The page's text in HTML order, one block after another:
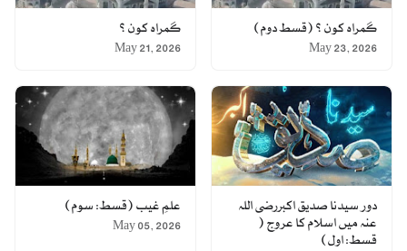
گمراہ کون ؟ (قسط دوم)
May 23, 2026
گمراہ کون ؟
May 21, 2026
دور سیدنا صدیق اکبررضی اللہ
عنہ میں اسلام کا عروج (
قسط: اول)
علمِ غیب (قسط: سوم)
May 05, 2026